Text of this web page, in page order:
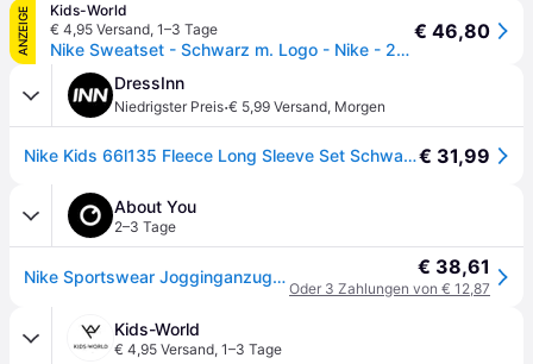
ANZEIGE
Kids-World
€ 4,95 Versand, 1–3 Tage
Nike Sweatset - Schwarz m. Logo - Nike - 24 mt - Sweatsets
€ 46,80
DressInn
Niedrigster Preis·€ 5,99 Versand, Morgen
Nike Kids 66l135 Fleece Long Sleeve Set Schwarz 24 Months Junge€ 31,99
About You
2–3 Tage
Nike Sportswear Jogginganzug 'CLUB FLEECE' schwarz / weiß € 38,61
Oder 3 Zahlungen von € 12,87
Kids-World
€ 4,95 Versand, 1–3 Tage